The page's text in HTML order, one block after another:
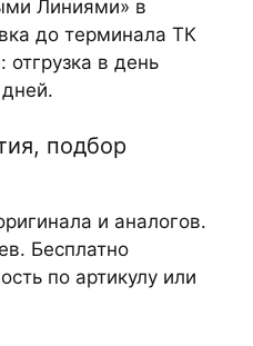
Линиями» в
до терминала ТК
в день
подбор
и аналогов.
Бесплатно
по артикулу или